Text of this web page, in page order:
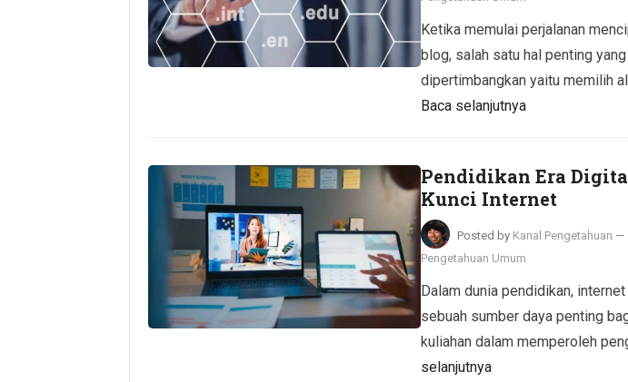
Ketika memulai perjalanan
blog, salah satu hal penting
dipertimbangkan yaitu memilih
Baca selanjutnya
Pendidikan Era
Kunci Internet
Posted by Kanal Pengetahuan —
Pengetahuan Umum
Dalam dunia pendidikan,
sebuah sumber daya penting
kuliahan dalam memperoleh
selanjutnya